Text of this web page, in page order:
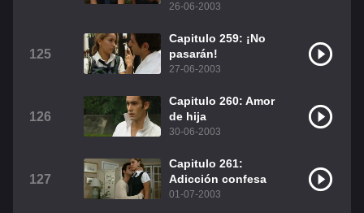
26-06-2003
125
Capitulo 259: ¡No
pasarán!
27-06-2003
126
Capitulo 260: Amor
de hija
30-06-2003
127
Capitulo 261:
Adicción confesa
01-07-2003